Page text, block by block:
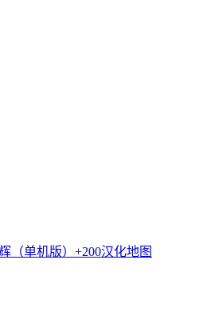
（单机版）+200汉化地图